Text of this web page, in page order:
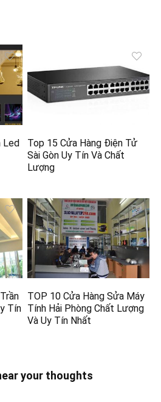
Led
Top 15 Cửa Hàng Điện Tử
Sài Gòn Uy Tín Và Chất
Lượng
Tín
TOP 10 Cửa Hàng Sửa Máy
Tính Hải Phòng Chất Lượng
Và Uy Tín Nhất
your thoughts